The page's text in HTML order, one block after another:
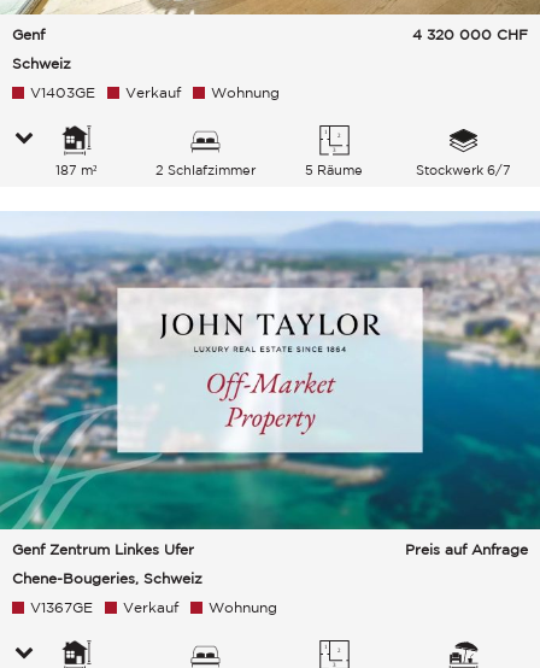
Genf
Schweiz
4 320 000 CHF
V1403GE Verkauf Wohnung
187 m² 2 Schlafzimmer 5 Räume Stockwerk 6/7
Genf Zentrum Linkes Ufer
Chene-Bougeries, Schweiz
Preis auf Anfrage
V1367GE Verkauf Wohnung